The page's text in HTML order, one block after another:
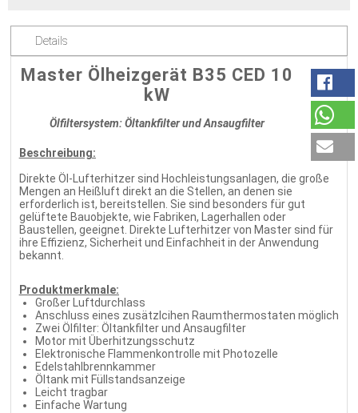
Details
Master Ölheizgerät B35 CED 10
kW
Ölfiltersystem: Öltankfilter und Ansaugfilter
Beschreibung:
Direkte Öl-Lufterhitzer sind Hochleistungsanlagen, die große
Mengen an Heißluft direkt an die Stellen, an denen sie
erforderlich ist, bereitstellen. Sie sind besonders für gut
gelüftete Bauobjekte, wie Fabriken, Lagerhallen oder
Baustellen, geeignet. Direkte Lufterhitzer von Master sind für
ihre Effizienz, Sicherheit und Einfachheit in der Anwendung
bekannt.
Produktmerkmale:
Großer Luftdurchlass
Anschluss eines zusätzlcihen Raumthermostaten möglich
Zwei Ölfilter: Öltankfilter und Ansaugfilter
Motor mit Überhitzungsschutz
Elektronische Flammenkontrolle mit Photozelle
Edelstahlbrennkammer
Öltank mit Füllstandsanzeige
Leicht tragbar
Einfache Wartung